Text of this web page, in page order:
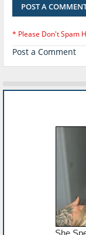
POST A
* Please Don't Spam
Post a Comment